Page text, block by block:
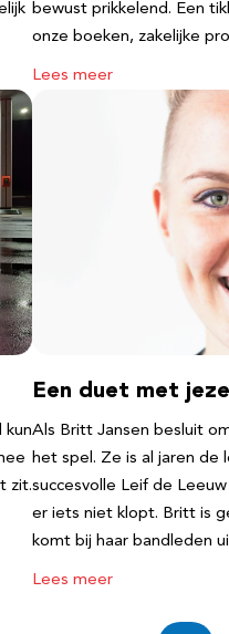
bewust prikkelend. Een
onze boeken, zakelijke
Lees meer
kun
zit.
Een duet met
Als Britt Jansen besluit
het spel. Ze is al jaren de
succesvolle Leif de
er iets niet klopt. Britt is
komt bij haar bandleden
Lees meer